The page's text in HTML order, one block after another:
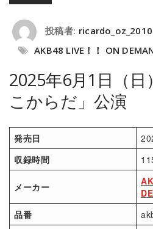
投稿者: ricardo_oz_2010
AKB48 LIVE！！ ON
2025年6月1日（日
こからだ」公演
発売日
収録時間
メーカー
品番